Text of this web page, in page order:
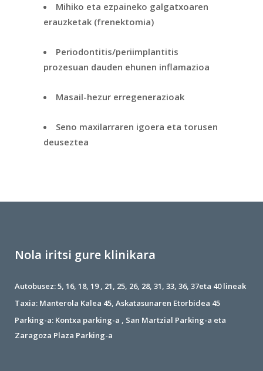
Mihiko eta ezpaineko galgatxoaren
erauzketak (frenektomia)
Periodontitis/periimplantitis
prozesuan dauden ehunen inflamazioa
Masail-hezur erregenerazioak
Seno maxilarraren igoera eta torusen
deuseztea
Nola iritsi gure klinikara
Autobusez: 5, 16, 18, 19 , 21, 25, 26, 28, 31, 33, 36, 37eta 40 lineak
Taxia: Manterola Kalea 45, Askatasunaren Etorbidea 45
Parking-a: Kontxa parking-a , San Martzial Parking-a eta
Zaragoza Plaza Parking-a